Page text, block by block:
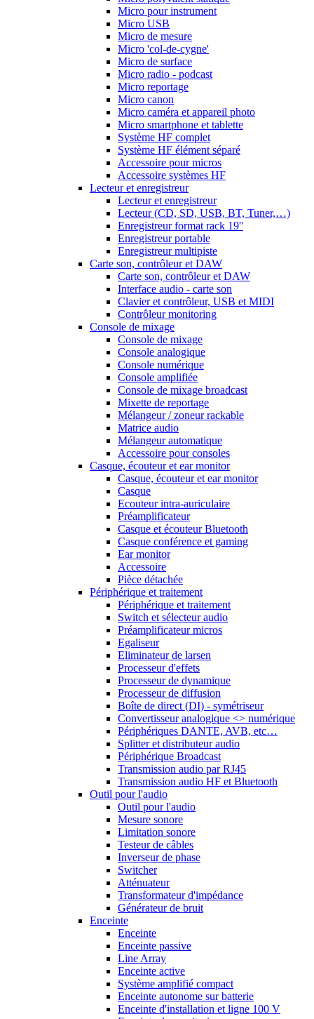
Micro pour instrument
Micro USB
Micro de mesure
Micro 'col-de-cygne'
Micro de surface
Micro radio - podcast
Micro reportage
Micro canon
Micro caméra et appareil photo
Micro smartphone et tablette
Système HF complet
Système HF élément séparé
Accessoire pour micros
Accessoire systèmes HF
Lecteur et enregistreur
Lecteur et enregistreur
Lecteur (CD, SD, USB, BT, Tuner,…)
Enregistreur format rack 19''
Enregistreur portable
Enregistreur multipiste
Carte son, contrôleur et DAW
Carte son, contrôleur et DAW
Interface audio - carte son
Clavier et contrôleur, USB et MIDI
Contrôleur monitoring
Console de mixage
Console de mixage
Console analogique
Console numérique
Console amplifiée
Console de mixage broadcast
Mixette de reportage
Mélangeur / zoneur rackable
Matrice audio
Mélangeur automatique
Accessoire pour consoles
Casque, écouteur et ear monitor
Casque, écouteur et ear monitor
Casque
Ecouteur intra-auriculaire
Préamplificateur
Casque et écouteur Bluetooth
Casque conférence et gaming
Ear monitor
Accessoire
Pièce détachée
Périphérique et traitement
Périphérique et traitement
Switch et sélecteur audio
Préamplificateur micros
Egaliseur
Eliminateur de larsen
Processeur d'effets
Processeur de dynamique
Processeur de diffusion
Boîte de direct (DI) - symétriseur
Convertisseur analogique <> numérique
Périphériques DANTE, AVB, etc…
Splitter et distributeur audio
Périphérique Broadcast
Transmission audio par RJ45
Transmission audio HF et Bluetooth
Outil pour l'audio
Outil pour l'audio
Mesure sonore
Limitation sonore
Testeur de câbles
Inverseur de phase
Switcher
Atténuateur
Transformateur d'impédance
Générateur de bruit
Enceinte
Enceinte
Enceinte passive
Line Array
Enceinte active
Système amplifié compact
Enceinte autonome sur batterie
Enceinte d'installation et ligne 100 V